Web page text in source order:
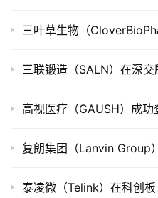
业
院
三叶草生物（
三联锻造（SALN）在深
高视医疗（GAUSH）成
复朗集团（Lanvin Group
泰凌微（Telink）在科创